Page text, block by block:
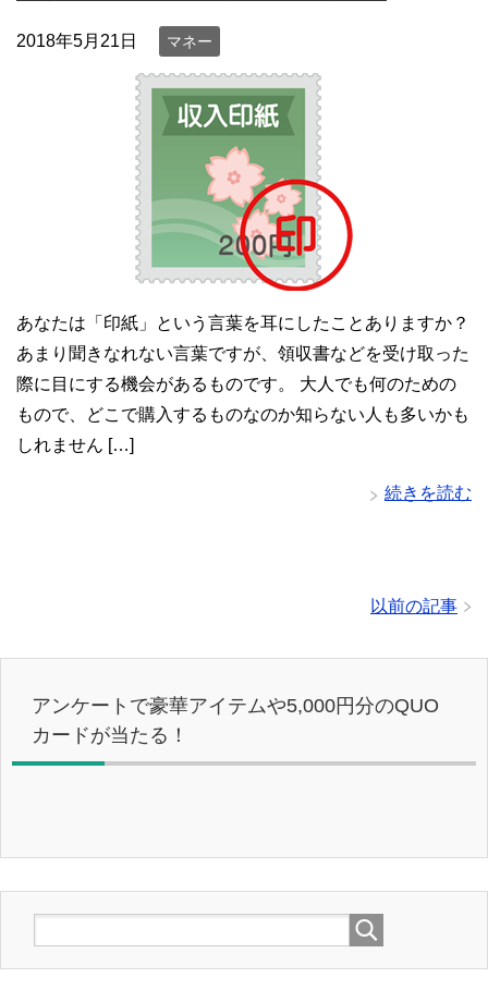
2018年5月21日 マネー
あなたは「印紙」という言葉を耳にしたことありますか？
あまり聞きなれない言葉ですが、領収書などを受け取った
際に目にする機会があるものです。 大人でも何のための
もので、どこで購入するものなのか知らない人も多いかも
しれません […]
続きを読む
以前の記事
アンケートで豪華アイテムや5,000円分のQUO
カードが当たる！